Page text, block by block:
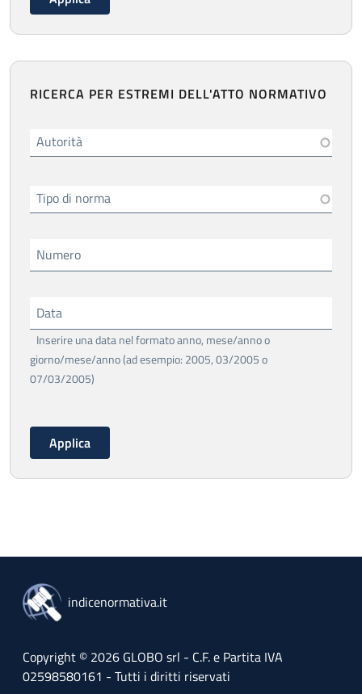
RICERCA PER ESTREMI DELL'ATTO NORMATIVO
Autorità
Tipo di norma
Numero
Data
Inserire una data nel formato anno, mese/anno o
giorno/mese/anno (ad esempio: 2005, 03/2005 o
07/03/2005)
indicenormativa.it
Copyright © 2026 GLOBO srl - C.F. e Partita IVA
02598580161 - Tutti i diritti riservati